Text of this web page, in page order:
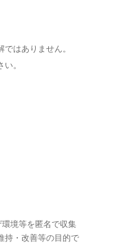
はありません。
。
環境等を匿名で収集
持・改善等の目的で